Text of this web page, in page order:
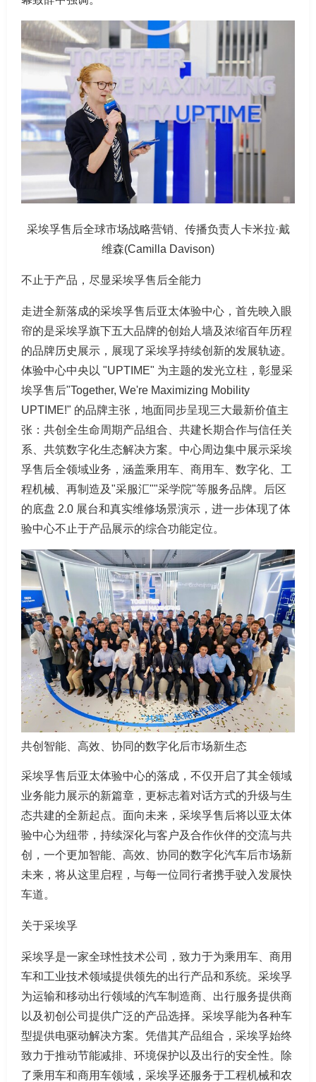
采埃孚售后全球市场战略营销、传播负责人卡米拉·戴
维森(Camilla Davison)
不止于产品，尽显采埃孚售后全能力
走进全新落成的采埃孚售后亚太体验中心，首先映入眼
帘的是采埃孚旗下五大品牌的创始人墙及浓缩百年历程
的品牌历史展示，展现了采埃孚持续创新的发展轨迹。
体验中心中央以 "UPTIME" 为主题的发光立柱，彰显采
埃孚售后"Together, We're Maximizing Mobility
UPTIME!" 的品牌主张，地面同步呈现三大最新价值主
张：共创全生命周期产品组合、共建长期合作与信任关
系、共筑数字化生态解决方案。中心周边集中展示采埃
孚售后全领域业务，涵盖乘用车、商用车、数字化、工
程机械、再制造及"采服汇""采学院"等服务品牌。后区
的底盘 2.0 展台和真实维修场景演示，进一步体现了体
验中心不止于产品展示的综合功能定位。
共创智能、高效、协同的数字化后市场新生态
采埃孚售后亚太体验中心的落成，不仅开启了其全领域
业务能力展示的新篇章，更标志着对话方式的升级与生
态共建的全新起点。面向未来，采埃孚售后将以亚太体
验中心为纽带，持续深化与客户及合作伙伴的交流与共
创，一个更加智能、高效、协同的数字化汽车后市场新
未来，将从这里启程，与每一位同行者携手驶入发展快
车道。
关于采埃孚
采埃孚是一家全球性技术公司，致力于为乘用车、商用
车和工业技术领域提供领先的出行产品和系统。采埃孚
为运输和移动出行领域的汽车制造商、出行服务提供商
以及初创公司提供广泛的产品选择。采埃孚能为各种车
型提供电驱动解决方案。凭借其产品组合，采埃孚始终
致力于推动节能减排、环境保护以及出行的安全性。除
了乘用车和商用车领域，采埃孚还服务于工程机械和农